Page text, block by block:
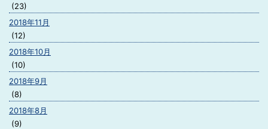
(23)
2018年11月
(12)
2018年10月
(10)
2018年9月
(8)
2018年8月
(9)